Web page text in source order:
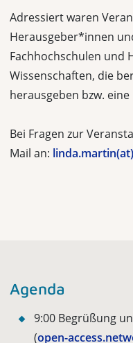
Adressiert waren
Herausgeber*innen
Fachhochschulen und
Wissenschaften, die
herausgeben bzw.
Bei Fragen zur
Mail an:
Agenda
9:00 Begrüßung
(open-